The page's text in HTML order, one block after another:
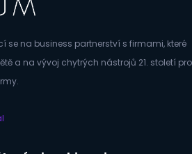
se na business partnerství s firmami, které
a na vývoj chytrých nástrojů 21. století pro